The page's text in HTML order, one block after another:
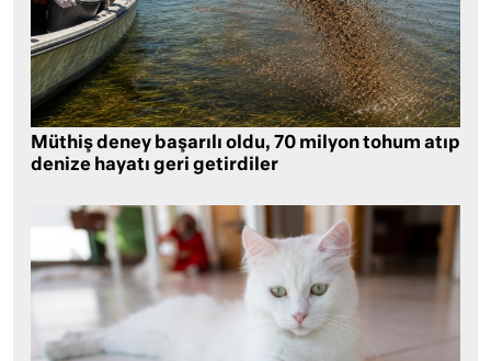
Müthiş deney başarılı oldu, 70 milyon tohum atıp
denize hayatı geri getirdiler